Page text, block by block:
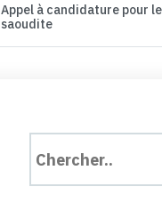
Appel à candidature pour
saoudite